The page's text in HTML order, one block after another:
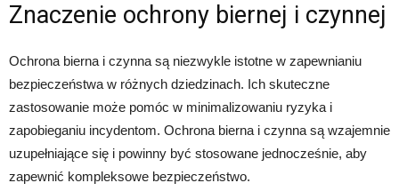
Znaczenie ochrony biernej i czynnej
Ochrona bierna i czynna są niezwykle istotne w zapewnianiu
bezpieczeństwa w różnych dziedzinach. Ich skuteczne
zastosowanie może pomóc w minimalizowaniu ryzyka i
zapobieganiu incydentom. Ochrona bierna i czynna są wzajemnie
uzupełniające się i powinny być stosowane jednocześnie, aby
zapewnić kompleksowe bezpieczeństwo.